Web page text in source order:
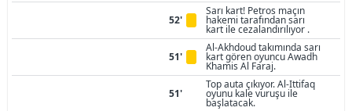
52'
Sarı kart! Petros maçın
hakemi tarafından sarı
kart ile cezalandırılıyor .
51'
Al-Akhdoud takımında sarı
kart gören oyuncu Awadh
Khamis Al Faraj.
51'
Top auta çıkıyor. Al-Ittifaq
oyunu kale vuruşu ile
başlatacak.